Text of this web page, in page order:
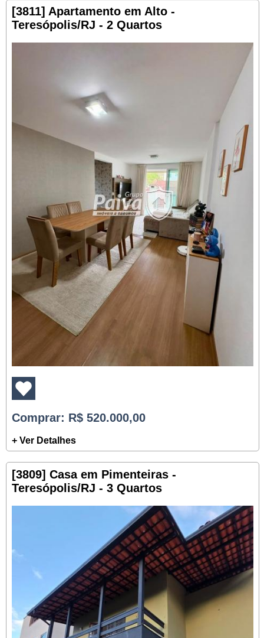
[3811] Apartamento em Alto -
Teresópolis/RJ - 2 Quartos
Comprar: R$ 520.000,00
+ Ver Detalhes
[3809] Casa em Pimenteiras -
Teresópolis/RJ - 3 Quartos